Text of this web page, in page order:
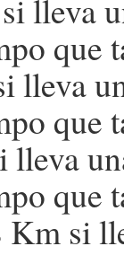
lleva
que
lleva
que
lleva
que
si